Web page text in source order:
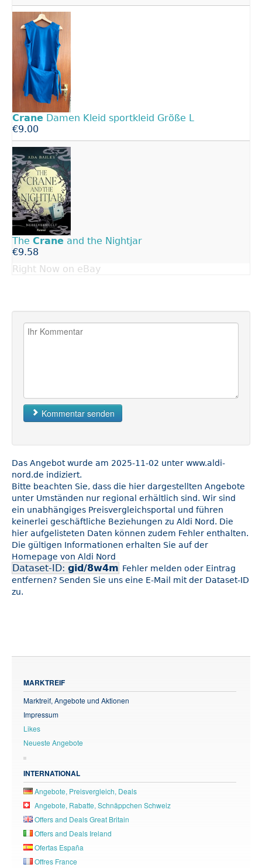
Crane Damen Kleid sportkleid Größe L
€9.00
The Crane and the Nightjar
€9.58
Right Now on eBay
Kommentar senden
Das Angebot wurde am 2025-11-02 unter www.aldi-
nord.de indiziert.
Bitte beachten Sie, dass die hier dargestellten Angebote
unter Umständen nur regional erhältlich sind. Wir sind
ein unabhängiges Preisvergleichsportal und führen
keinerlei geschäftliche Beziehungen zu Aldi Nord. Die
hier aufgelisteten Daten können zudem Fehler enthalten.
Die gültigen Informationen erhalten Sie auf der
Homepage von Aldi Nord
Dataset-ID: gid/8w4m Fehler melden oder Eintrag
entfernen? Senden Sie uns eine E-Mail mit der Dataset-ID
zu.
MARKTREIF
Marktreif, Angebote und Aktionen
Impressum
Likes
Neueste Angebote
INTERNATIONAL
Angebote, Preisvergleich, Deals
Angebote, Rabatte, Schnäppchen Schweiz
Offers and Deals Great Britain
Offers and Deals Ireland
Ofertas España
Offres France